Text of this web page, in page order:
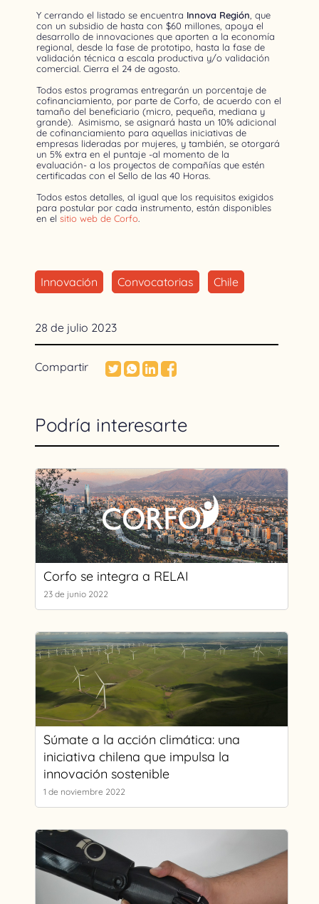
Y cerrando el listado se encuentra Innova Región , que
con un subsidio de hasta con $60 millones, apoya el
desarrollo de innovaciones que aporten a la economía
regional, desde la fase de prototipo, hasta la fase de
validación técnica a escala productiva y/o validación
comercial. Cierra el 24 de agosto.
Todos estos programas entregarán un porcentaje de
cofinanciamiento, por parte de Corfo, de acuerdo con el
tamaño del beneficiario (micro, pequeña, mediana y
grande). Asimismo, se asignará hasta un 10% adicional
de cofinanciamiento para aquellas iniciativas de
empresas lideradas por mujeres, y también, se otorgará
un 5% extra en el puntaje -al momento de la
evaluación- a los proyectos de compañías que estén
certificadas con el Sello de las 40 Horas.
Todos estos detalles, al igual que los requisitos exigidos
para postular por cada instrumento, están disponibles
en el sitio web de Corfo.
Innovación Convocatorias Chile
28 de julio 2023
Compartir
Podría interesarte
Corfo se integra a RELAI
23 de junio 2022
Súmate a la acción climática: una
iniciativa chilena que impulsa la
innovación sostenible
1 de noviembre 2022